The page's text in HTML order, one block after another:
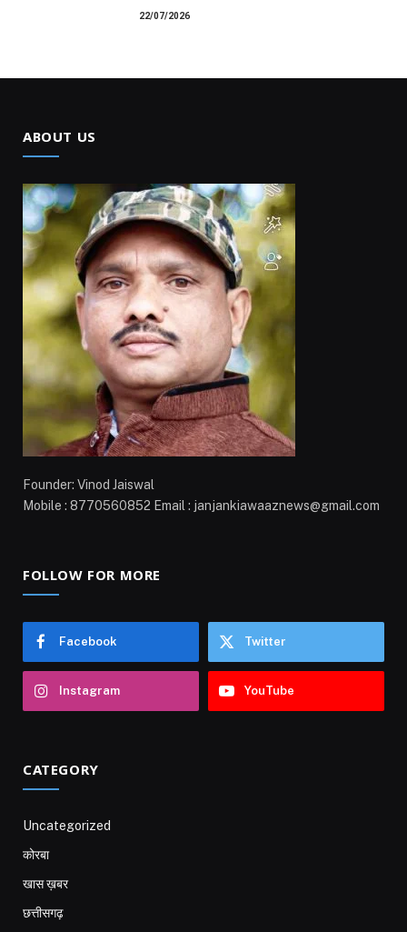
22/07/2026
ABOUT US
Founder: Vinod Jaiswal
Mobile : 8770560852 Email : janjankiawaaznews@gmail.com
FOLLOW FOR MORE
Facebook Twitter
Instagram YouTube
CATEGORY
Uncategorized
कोरबा
खास ख़बर
छत्तीसगढ़